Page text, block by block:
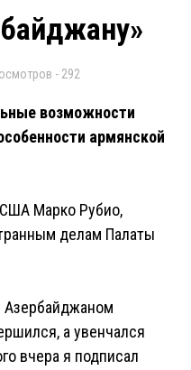
- 292
возможности
армянской
США Марко Рубио,
делам Палаты
а увенчался
вчера я подписал